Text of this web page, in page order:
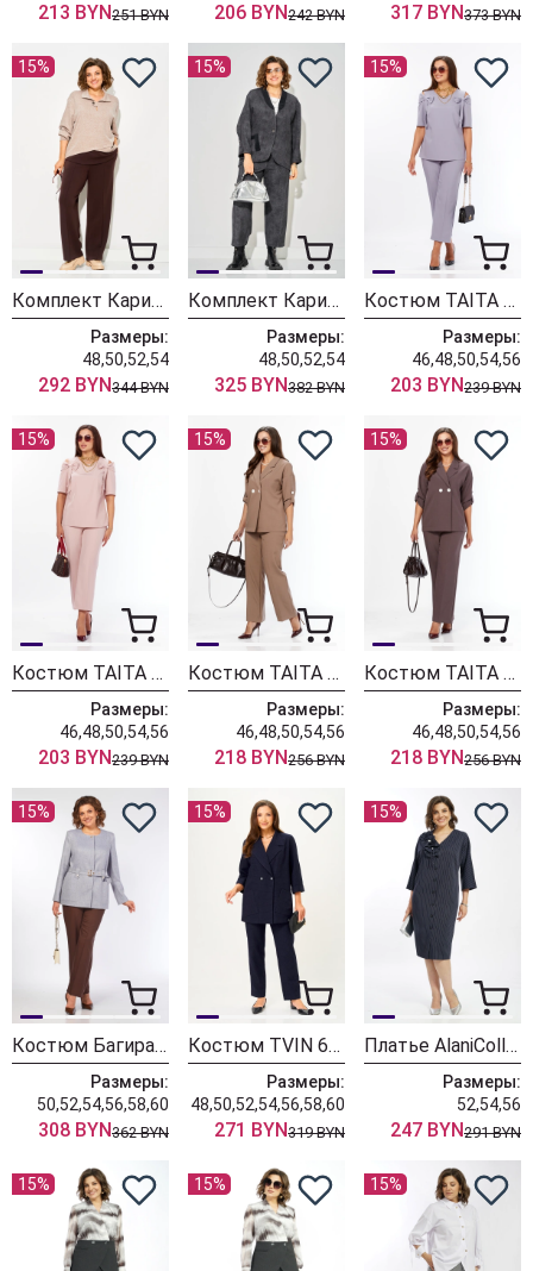
213 BYN251 BYN 206 BYN242 BYN 317 BYN373 BYN
15%
Комплект Карина Делюкс 1460 бежевый
Размеры:
48,50,52,54
292 BYN344 BYN
15%
Комплект Карина Делюкс 1451 антрацит
Размеры:
48,50,52,54
325 BYN382 BYN
15%
Костюм TAITA PLUS 2622/3 лаванда
Размеры:
46,48,50,54,56
203 BYN239 BYN
15%
Костюм TAITA PLUS 2622/2 пудра
Размеры:
46,48,50,54,56
203 BYN239 BYN
15%
Костюм TAITA PLUS 2329/26 капучинно
Размеры:
46,48,50,54,56
218 BYN256 BYN
15%
Костюм TAITA PLUS 2329/27 какао
Размеры:
46,48,50,54,56
218 BYN256 BYN
15%
Костюм БагираАнТа 1129 голубой + шоколад
Размеры:
50,52,54,56,58,60
308 BYN362 BYN
15%
Костюм TVIN 6103 синий + клетка
Размеры:
48,50,52,54,56,58,60
271 BYN319 BYN
15%
Платье AlaniCollection 2601 синий в полоску
Размеры:
52,54,56
247 BYN291 BYN
15% 15% 15%